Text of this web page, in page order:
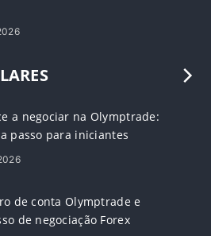
a negociar na Olymptrade:
passo para iniciantes
de conta Olymptrade e
de negociação Forex